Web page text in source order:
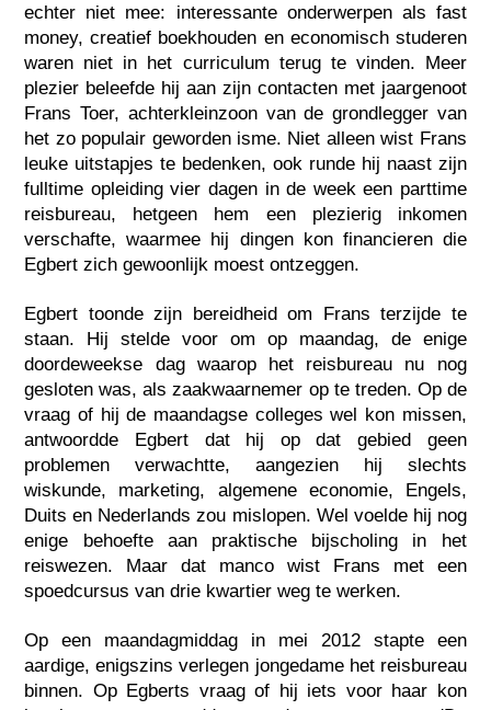
echter niet mee: interessante onderwerpen als fast
money, creatief boekhouden en economisch studeren
waren niet in het curriculum terug te vinden. Meer
plezier beleefde hij aan zijn contacten met jaargenoot
Frans Toer, achterkleinzoon van de grondlegger van
het zo populair geworden isme. Niet alleen wist Frans
leuke uitstapjes te bedenken, ook runde hij naast zijn
fulltime opleiding vier dagen in de week een parttime
reisbureau, hetgeen hem een plezierig inkomen
verschafte, waarmee hij dingen kon financieren die
Egbert zich gewoonlijk moest ontzeggen.
Egbert toonde zijn bereidheid om Frans terzijde te
staan. Hij stelde voor om op maandag, de enige
doordeweekse dag waarop het reisbureau nu nog
gesloten was, als zaakwaarnemer op te treden. Op de
vraag of hij de maandagse colleges wel kon missen,
antwoordde Egbert dat hij op dat gebied geen
problemen verwachtte, aangezien hij slechts
wiskunde, marketing, algemene economie, Engels,
Duits en Nederlands zou mislopen. Wel voelde hij nog
enige behoefte aan praktische bijscholing in het
reiswezen. Maar dat manco wist Frans met een
spoedcursus van drie kwartier weg te werken.
Op een maandagmiddag in mei 2012 stapte een
aardige, enigszins verlegen jongedame het reisbureau
binnen. Op Egberts vraag of hij iets voor haar kon